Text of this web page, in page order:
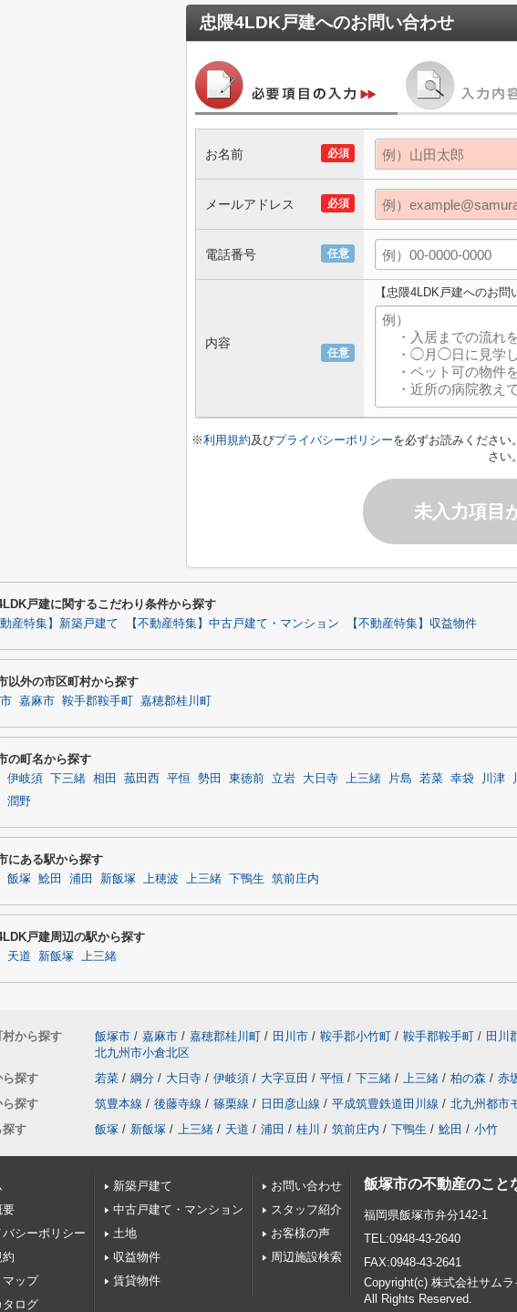
忠隈4LDK戸建へのお問い合わせ
必須
お名前
必須
メールアドレス
任意
電話番号
任意
内容
【忠隈4LDK戸建へのお問
※利用規約及びプライバシーポリシーを必ずお読みください
さい。
未入力項目
戸建に関するこだわり条件から探す
動産特集】新築戸建て 【不動産特集】中古戸建て・マンション 【不動産特集】収益物件
以外の市区町村から探す
嘉麻市 鞍手郡鞍手町 嘉穂郡桂川町
の町名から探す
伊岐須 下三緒 相田 菰田西 平恒 勢田 東徳前 立岩 大日寺 上三緒 片島 若菜 幸袋 川津
潤野
にある駅から探す
飯塚 鯰田 浦田 新飯塚 上穂波 上三緒 下鴨生 筑前庄内
戸建周辺の駅から探す
天道 新飯塚 上三緒
村から探す 飯塚市 / 嘉麻市 / 嘉穂郡桂川町 / 田川市 / 鞍手郡小竹町 / 鞍手郡鞍手町 / 田川
北九州市小倉北区
ら探す
若菜 / 綱分 / 大日寺 / 伊岐須 / 大字豆田 / 平恒 / 下三緒 / 上三緒 / 柏の森 / 赤
ら探す
筑豊本線 / 後藤寺線 / 篠栗線 / 日田彦山線 / 平成筑豊鉄道田川線 / 北九州都市
探す
飯塚 / 新飯塚 / 上三緒 / 天道 / 浦田 / 桂川 / 筑前庄内 / 下鴨生 / 鯰田 / 小竹
要
バシーポリシー
マップ
タログ
新築戸建て
中古戸建て・マンション
土地
収益物件
賃貸物件
お問い合わせ
スタッフ紹介
お客様の声
周辺施設検索
飯塚市の不動産のこと
福岡県飯塚市弁分142-1
TEL:0948-43-2640
FAX:0948-43-2641
Copyright(c) 株式会社サムラ
All Rights Reserved.